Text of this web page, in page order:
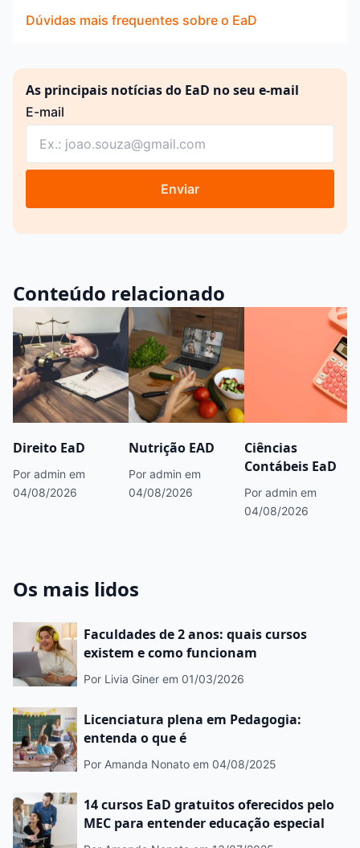
Dúvidas mais frequentes sobre o EaD
As principais notícias do EaD no seu e-mail
E-mail
Enviar
Conteúdo relacionado
Direito EaD
Por admin em
04/08/2026
Nutrição EAD
Por admin em
04/08/2026
Ciências
Contábeis EaD
Por admin em
04/08/2026
Os mais lidos
Faculdades de 2 anos: quais cursos
existem e como funcionam
Por Livia Giner em 01/03/2026
Licenciatura plena em Pedagogia:
entenda o que é
Por Amanda Nonato em 04/08/2025
14 cursos EaD gratuitos oferecidos pelo
MEC para entender educação especial